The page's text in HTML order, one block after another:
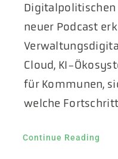
Digitalpolitischen
neuer Podcast
Cloud, KI-
für Kommunen,
welche
Continue Reading